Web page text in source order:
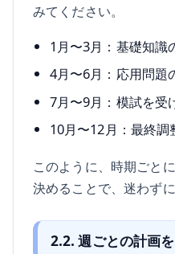
みてください。
1月〜3月：基礎知識
4月〜6月：応用問題
7月〜9月：模試を受
10月〜12月：最終調
このように、時期ごと
決めることで、迷わず
2.2. 週ごとの計画